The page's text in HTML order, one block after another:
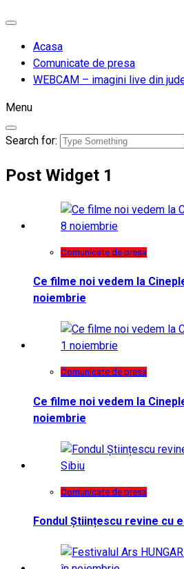
Acasa
Comunicate de presa
WEBCAM – imagini live din
Menu
Search for:
Post Widget 1
Comunicate de presa
Ce filme noi vedem la
noiembrie
Comunicate de presa
Ce filme noi vedem la
noiembrie
Comunicate de presa
Fondul Științescu revine cu